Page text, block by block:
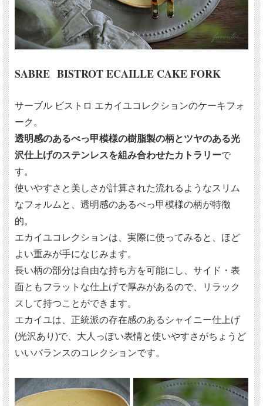
SABRE BISTROT ECAILLE CAKE FORK
サーブル ビストロ エカイユコレクションのケーキフォ
ーク。
透明感のあるべっ甲模様の樹脂製の柄とツヤのある光
沢仕上げのステンレスを組み合わせたカトラリーで
す。
使いやすさと美しさが計算された流れるようなスリム
なフォルムと、透明感のあるべっ甲模様の柄が特徴
的。
エカイユコレクションは、実際に使ってみると、ほど
よい重みが手になじみます。
長い柄の部分は自由な持ち方を可能にし、サイド・表
面ともフラットな仕上げで厚みがあるので、リラック
スして持つことができます。
エカイユは、正統派の存在感のあるシャイニー仕上げ
(光沢あり)で、大人っぽい表情と使いやすさがちょうど
いいバランスのコレクションです。